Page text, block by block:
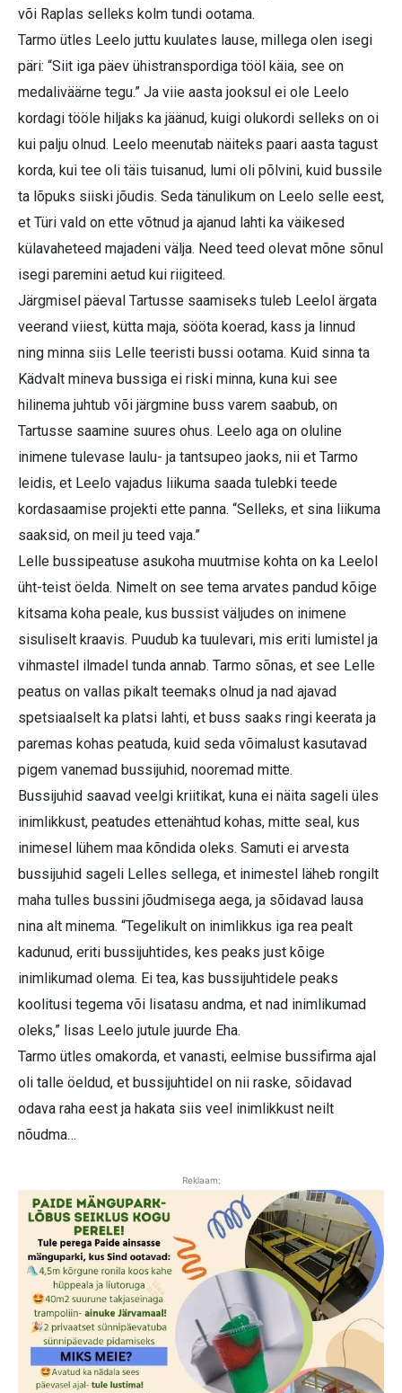
või Raplas selleks kolm tundi ootama.
Tarmo ütles Leelo juttu kuulates lause, millega olen isegi
päri: “Siit iga päev ühistranspordiga tööl käia, see on
medaliväärne tegu.” Ja viie aasta jooksul ei ole Leelo
kordagi tööle hiljaks ka jäänud, kuigi olukordi selleks on oi
kui palju olnud. Leelo meenutab näiteks paari aasta tagust
korda, kui tee oli täis tuisanud, lumi oli põlvini, kuid bussile
ta lõpuks siiski jõudis. Seda tänulikum on Leelo selle eest,
et Türi vald on ette võtnud ja ajanud lahti ka väikesed
külavaheteed majadeni välja. Need teed olevat mõne sõnul
isegi paremini aetud kui riigiteed.
Järgmisel päeval Tartusse saamiseks tuleb Leelol ärgata
veerand viiest, kütta maja, sööta koerad, kass ja linnud
ning minna siis Lelle teeristi bussi ootama. Kuid sinna ta
Kädvalt mineva bussiga ei riski minna, kuna kui see
hilinema juhtub või järgmine buss varem saabub, on
Tartusse saamine suures ohus. Leelo aga on oluline
inimene tulevase laulu- ja tantsupeo jaoks, nii et Tarmo
leidis, et Leelo vajadus liikuma saada tulebki teede
kordasaamise projekti ette panna. “Selleks, et sina liikuma
saaksid, on meil ju teed vaja.”
Lelle bussipeatuse asukoha muutmise kohta on ka Leelol
üht-teist öelda. Nimelt on see tema arvates pandud kõige
kitsama koha peale, kus bussist väljudes on inimene
sisuliselt kraavis. Puudub ka tuulevari, mis eriti lumistel ja
vihmastel ilmadel tunda annab. Tarmo sõnas, et see Lelle
peatus on vallas pikalt teemaks olnud ja nad ajavad
spetsiaalselt ka platsi lahti, et buss saaks ringi keerata ja
paremas kohas peatuda, kuid seda võimalust kasutavad
pigem vanemad bussijuhid, nooremad mitte.
Bussijuhid saavad veelgi kriitikat, kuna ei näita sageli üles
inimlikkust, peatudes ettenähtud kohas, mitte seal, kus
inimesel lühem maa kõndida oleks. Samuti ei arvesta
bussijuhid sageli Lelles sellega, et inimestel läheb rongilt
maha tulles bussini jõudmisega aega, ja sõidavad lausa
nina alt minema. “Tegelikult on inimlikkus iga rea pealt
kadunud, eriti bussijuhtides, kes peaks just kõige
inimlikumad olema. Ei tea, kas bussijuhtidele peaks
koolitusi tegema või lisatasu andma, et nad inimlikumad
oleks,” lisas Leelo jutule juurde Eha.
Tarmo ütles omakorda, et vanasti, eelmise bussifirma ajal
oli talle öeldud, et bussijuhtidel on nii raske, sõidavad
odava raha eest ja hakata siis veel inimlikkust neilt
nõudma…
Reklaam: